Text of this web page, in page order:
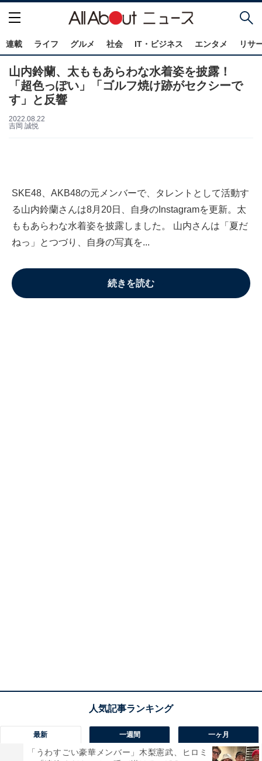
連載 ライフ グルメ 社会 IT・ビジネス エンタメ リサ
山内鈴蘭、太ももあらわな水着姿を披露！
「超色っぽい」「ゴルフ焼け跡がセクシーで
す」と反響
2022.08.22
吉岡 誠悦
SKE48、AKB48の元メンバーで、タレントとして活動す
る山内鈴蘭さんは8月20日、自身のInstagramを更新。太
ももあらわな水着姿を披露しました。 山内さんは「夏だ
ねっ」とつづり、自身の写真を...
続きを読む
最新 一週間 一ヶ月
「うわすごい豪華メンバー」木梨憲武、ヒロミ